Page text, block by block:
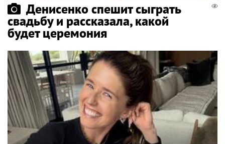
Денисенко спешит сыграть
свадьбу и рассказала, какой
будет церемония